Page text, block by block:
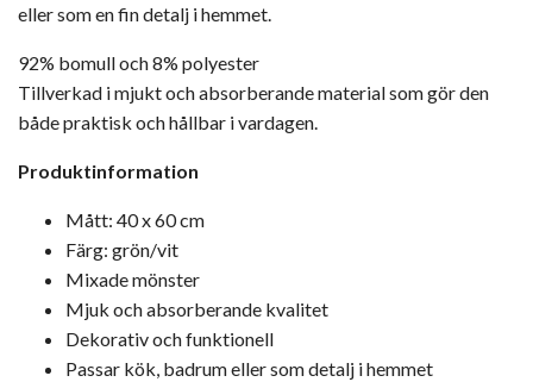
eller som en fin detalj i hemmet.
92% bomull och 8% polyester
Tillverkad i mjukt och absorberande material som gör den
både praktisk och hållbar i vardagen.
Produktinformation
Mått: 40 x 60 cm
Färg: grön/vit
Mixade mönster
Mjuk och absorberande kvalitet
Dekorativ och funktionell
Passar kök, badrum eller som detalj i hemmet